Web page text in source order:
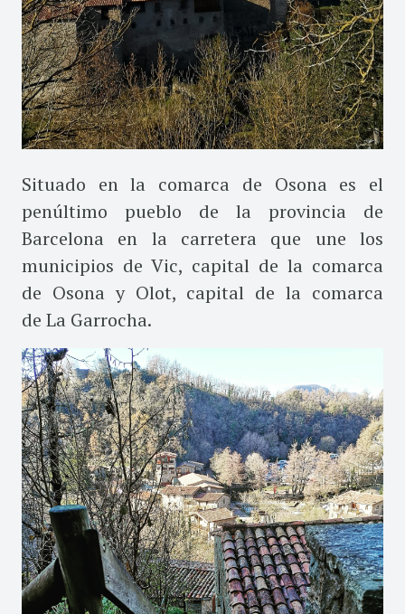
Situado en la comarca de Osona es el
penúltimo pueblo de la provincia de
Barcelona en la carretera que une los
municipios de Vic, capital de la comarca
de Osona y Olot, capital de la comarca
de La Garrocha.